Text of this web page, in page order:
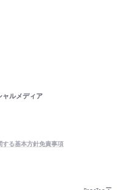
ャルメディア
する基本方針免責事項